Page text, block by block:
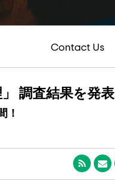
Contact Us
調査結果を発表
！